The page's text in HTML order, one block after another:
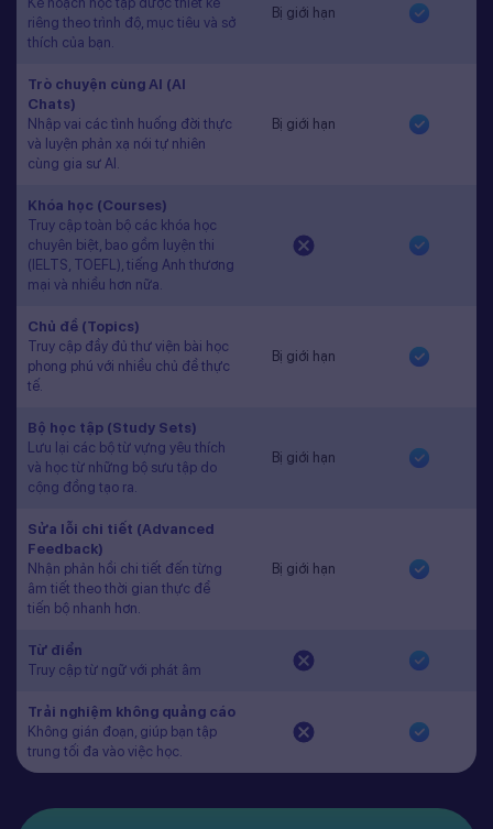
riêng theo trình độ, mục tiêu và sở
thích của bạn.
Bị giới hạn
Trò chuyện cùng AI (AI
Chats)
Nhập vai các tình huống đời thực
và luyện phản xạ nói tự nhiên
cùng gia sư AI.
Bị giới hạn
Khóa học (Courses)
Truy cập toàn bộ các khóa học
chuyên biệt, bao gồm luyện thi
(IELTS, TOEFL), tiếng Anh thương
mại và nhiều hơn nữa.
Chủ đề (Topics)
Truy cập đầy đủ thư viện bài học
phong phú với nhiều chủ đề thực
tế.
Bị giới hạn
Bộ học tập (Study Sets)
Lưu lại các bộ từ vựng yêu thích
và học từ những bộ sưu tập do
cộng đồng tạo ra.
Bị giới hạn
Sửa lỗi chi tiết (Advanced
Feedback)
Nhận phản hồi chi tiết đến từng
âm tiết theo thời gian thực để
tiến bộ nhanh hơn.
Bị giới hạn
Từ điển
Truy cập từ ngữ với phát âm
Trải nghiệm không quảng cáo
Không gián đoạn, giúp bạn tập
trung tối đa vào việc học.